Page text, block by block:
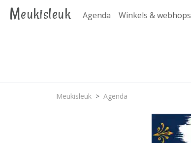
Meukisleuk Agenda Winkels & webhops
Meukisleuk Agenda